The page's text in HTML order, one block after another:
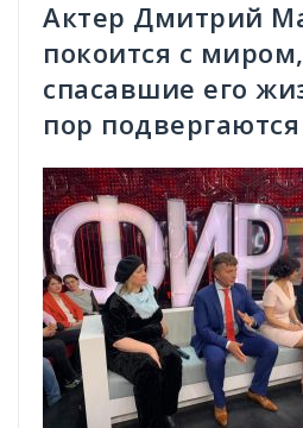
Актер Дмитрий
покоится с
спасавшие его
пор